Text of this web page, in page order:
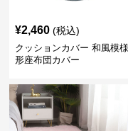
¥2,460 (税込)
クッションカバー 和風模
形座布団カバー